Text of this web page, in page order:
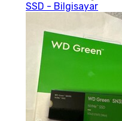
SSD - Bilgisayar